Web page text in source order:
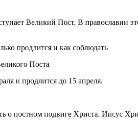
Великий Пост. В православии
Поста
и продлится до 15 апреля.
постном подвиге Христа. Иисус